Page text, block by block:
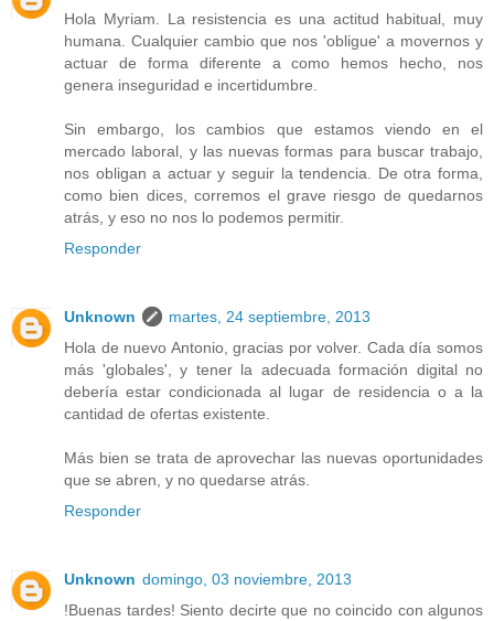
Hola Myriam. La resistencia es una actitud habitual, muy
humana. Cualquier cambio que nos 'obligue' a movernos y
actuar de forma diferente a como hemos hecho, nos
genera inseguridad e incertidumbre.
Sin embargo, los cambios que estamos viendo en el
mercado laboral, y las nuevas formas para buscar trabajo,
nos obligan a actuar y seguir la tendencia. De otra forma,
como bien dices, corremos el grave riesgo de quedarnos
atrás, y eso no nos lo podemos permitir.
Responder
Unknown
martes, 24 septiembre, 2013
Hola de nuevo Antonio, gracias por volver. Cada día somos
más 'globales', y tener la adecuada formación digital no
debería estar condicionada al lugar de residencia o a la
cantidad de ofertas existente.
Más bien se trata de aprovechar las nuevas oportunidades
que se abren, y no quedarse atrás.
Responder
Unknown domingo, 03 noviembre, 2013
!Buenas tardes! Siento decirte que no coincido con algunos